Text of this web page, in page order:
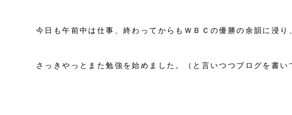
今日も午前中は仕事、終わってからもＷＢＣの優勝の余韻に浸り
さっきやっとまた勉強を始めました。（と言いつつブログを書い